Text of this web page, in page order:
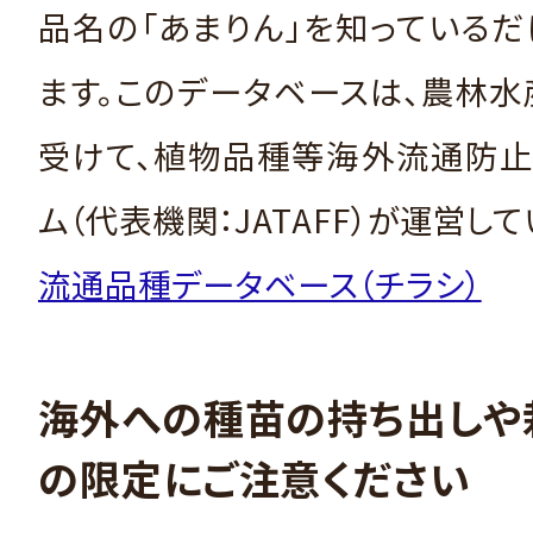
品名の「あまりん」を知っている
ます。このデータベースは、農林
受けて、植物品種等海外流通防
ム（代表機関：JATAFF）が運営して
流通品種データベース（チラシ）
海外への種苗の持ち出し
の限定にご注意ください